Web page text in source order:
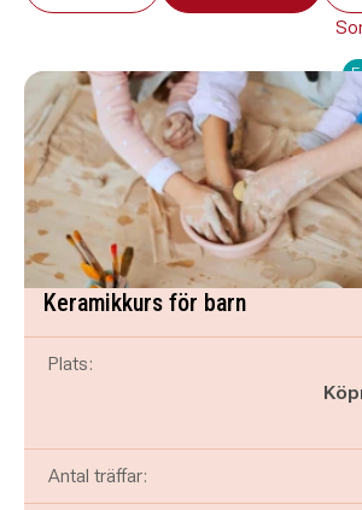
Keramikkurs för barn
Plats:
Antal träffar: